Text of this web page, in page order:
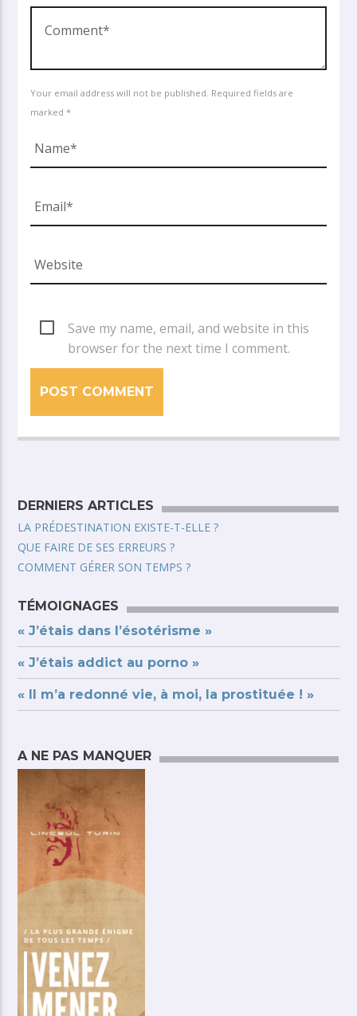
Your email address will not be published. Required fields are
marked *
Save my name, email, and website in this
browser for the next time I comment.
DERNIERS ARTICLES
LA PRÉDESTINATION EXISTE-T-ELLE ?
QUE FAIRE DE SES ERREURS ?
COMMENT GÉRER SON TEMPS ?
TÉMOIGNAGES
« J’étais dans l’ésotérisme »
« J’étais addict au porno »
« Il m’a redonné vie, à moi, la prostituée ! »
A NE PAS MANQUER